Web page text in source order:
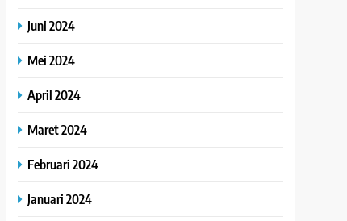
Juni 2024
Mei 2024
April 2024
Maret 2024
Februari 2024
Januari 2024